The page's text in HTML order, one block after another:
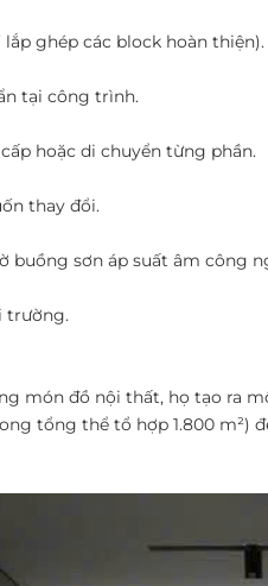
ghép các block hoàn thiện).
tại công trình.
hoặc di chuyển từng phần.
thay đổi.
buồng sơn áp suất âm công
trường.
món đồ nội thất, họ tạo ra
tổng thể tổ hợp 1.800